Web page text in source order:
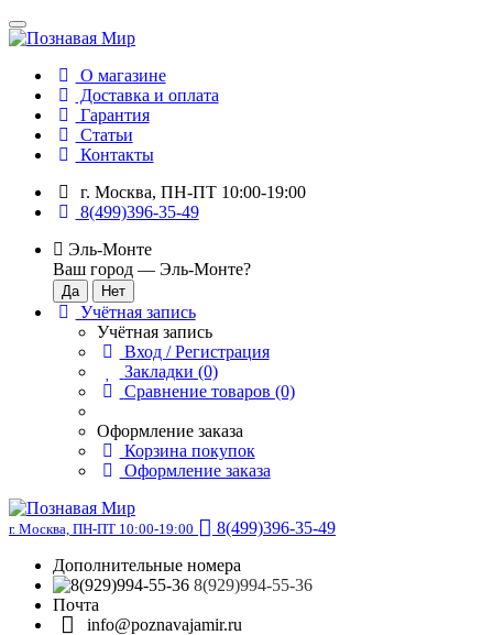
О магазине
Доставка и оплата
Гарантия
Статьи
Контакты
г. Москва, ПН-ПТ 10:00-19:00
8(499)396-35-49
Эль-Монте
Ваш город — Эль-Монте?
Учётная запись
Учётная запись
Вход / Регистрация
Закладки (0)
Сравнение товаров (0)
Оформление заказа
Корзина покупок
Оформление заказа
г. Москва, ПН-ПТ 10:00-19:00
8(499)396-35-49
Дополнительные номера
8(929)994-55-36
Почта
info@poznavajamir.ru